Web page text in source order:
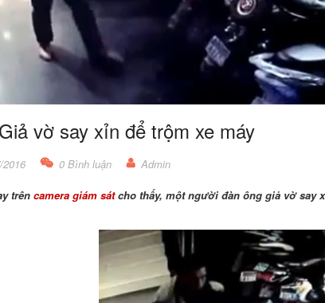
vờ say xỉn để trộm xe máy
2016 0 Bình luận Admin
trên camera giám sátcho thấy, một người đàn ông giả vờ say